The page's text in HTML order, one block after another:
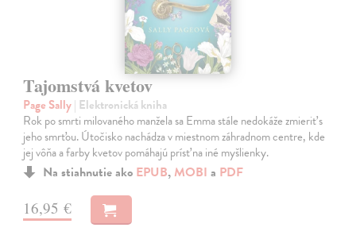
Tajomstvá kvetov
Page Sally| Elektronická kniha
Rok po smrti milovaného manžela sa Emma stále nedokáže zmieriť s
jeho smrťou. Útočisko nachádza v miestnom záhradnom centre, kde
jej vôňa a farby kvetov pomáhajú prísť na iné myšlienky.
Na stiahnutie ako EPUB, MOBI a PDF
16,95 €